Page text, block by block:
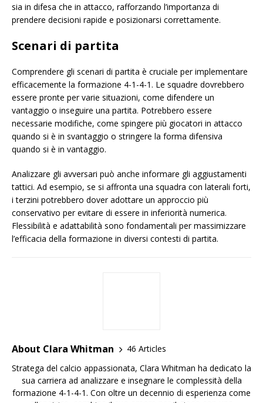
sia in difesa che in attacco, rafforzando l’importanza di
prendere decisioni rapide e posizionarsi correttamente.
Scenari di partita
Comprendere gli scenari di partita è cruciale per implementare
efficacemente la formazione 4-1-4-1. Le squadre dovrebbero
essere pronte per varie situazioni, come difendere un
vantaggio o inseguire una partita. Potrebbero essere
necessarie modifiche, come spingere più giocatori in attacco
quando si è in svantaggio o stringere la forma difensiva
quando si è in vantaggio.
Analizzare gli avversari può anche informare gli aggiustamenti
tattici. Ad esempio, se si affronta una squadra con laterali forti,
i terzini potrebbero dover adottare un approccio più
conservativo per evitare di essere in inferiorità numerica.
Flessibilità e adattabilità sono fondamentali per massimizzare
l’efficacia della formazione in diversi contesti di partita.
About Clara Whitman
46 Articles
Stratega del calcio appassionata, Clara Whitman ha dedicato la
sua carriera ad analizzare e insegnare le complessità della
formazione 4-1-4-1. Con oltre un decennio di esperienza come